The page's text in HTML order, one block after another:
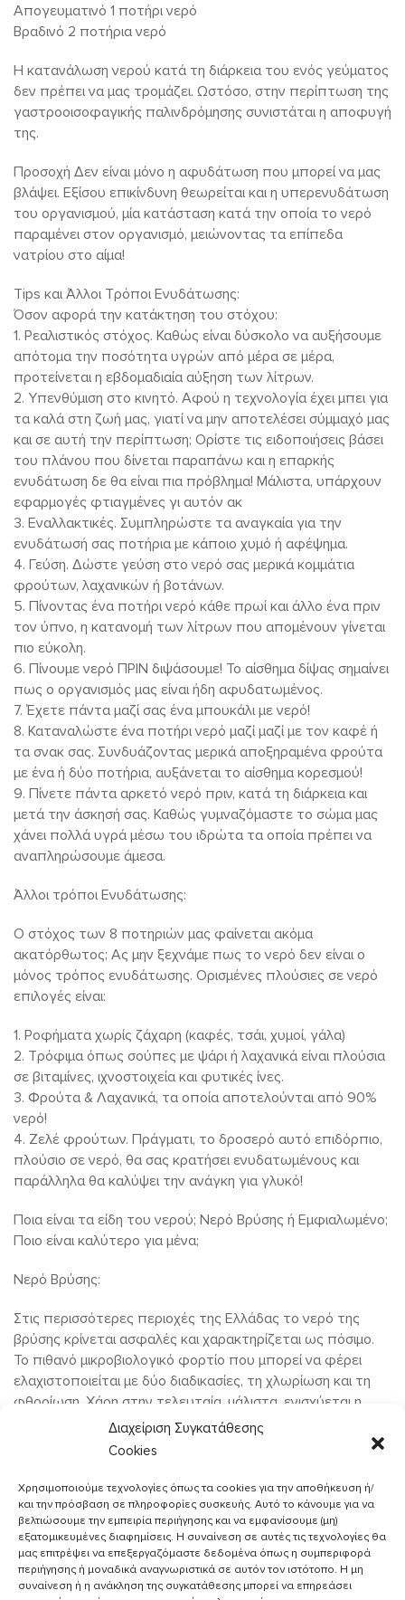
Διαχείριση Συγκατάθεσης
Cookies
Χρησιμοποιούμε τεχνολογίες όπως τα cookies για την αποθήκευση ή/
και την πρόσβαση σε πληροφορίες συσκευής. Αυτό το κάνουμε για να
βελτιώσουμε την εμπειρία περιήγησης και να εμφανίσουμε (μη)
εξατομικευμένες διαφημίσεις. Η συναίνεση σε αυτές τις τεχνολογίες θα
μας επιτρέψει να επεξεργαζόμαστε δεδομένα όπως η συμπεριφορά
περιήγησης ή μοναδικά αναγνωριστικά σε αυτόν τον ιστότοπο. Η μη
συναίνεση ή η ανάκληση της συγκατάθεσης μπορεί να επηρεάσει
Απογευματινό 1 ποτήρι νερό
Βραδινό 2 ποτήρια νερό
Η κατανάλωση νερού κατά τη διάρκεια του ενός γεύματος
δεν πρέπει να μας τρομάζει. Ωστόσο, στην περίπτωση της
γαστροοισοφαγικής παλινδρόμησης συνιστάται η αποφυγή
της.
Προσοχή Δεν είναι μόνο η αφυδάτωση που μπορεί να μας
βλάψει. Εξίσου επικίνδυνη θεωρείται και η υπερενυδάτωση
του οργανισμού, μία κατάσταση κατά την οποία το νερό
παραμένει στον οργανισμό, μειώνοντας τα επίπεδα
νατρίου στο αίμα!
Tips και Άλλοι Τρόποι Ενυδάτωσης:
Όσον αφορά την κατάκτηση του στόχου:
1. Ρεαλιστικός στόχος. Καθώς είναι δύσκολο να αυξήσουμε
απότομα την ποσότητα υγρών από μέρα σε μέρα,
προτείνεται η εβδομαδιαία αύξηση των λίτρων.
2. Υπενθύμιση στο κινητό. Αφού η τεχνολογία έχει μπει για
τα καλά στη ζωή μας, γιατί να μην αποτελέσει σύμμαχό μας
και σε αυτή την περίπτωση; Ορίστε τις ειδοποιήσεις βάσει
του πλάνου που δίνεται παραπάνω και η επαρκής
ενυδάτωση δε θα είναι πια πρόβλημα! Μάλιστα, υπάρχουν
εφαρμογές φτιαγμένες γι αυτόν ακ
3. Εναλλακτικές. Συμπληρώστε τα αναγκαία για την
ενυδάτωσή σας ποτήρια με κάποιο χυμό ή αφέψημα.
4. Γεύση. Δώστε γεύση στο νερό σας μερικά κομμάτια
φρούτων, λαχανικών ή βοτάνων.
5. Πίνοντας ένα ποτήρι νερό κάθε πρωί και άλλο ένα πριν
τον ύπνο, η κατανομή των λίτρων που απομένουν γίνεται
πιο εύκολη.
6. Πίνουμε νερό ΠΡΙΝ διψάσουμε! Το αίσθημα δίψας σημαίνει
πως ο οργανισμός μας είναι ήδη αφυδατωμένος.
7. Έχετε πάντα μαζί σας ένα μπουκάλι με νερό!
8. Καταναλώστε ένα ποτήρι νερό μαζί μαζί με τον καφέ ή
τα σνακ σας. Συνδυάζοντας μερικά αποξηραμένα φρούτα
με ένα ή δύο ποτήρια, αυξάνεται το αίσθημα κορεσμού!
9. Πίνετε πάντα αρκετό νερό πριν, κατά τη διάρκεια και
μετά την άσκησή σας. Καθώς γυμναζόμαστε το σώμα μας
χάνει πολλά υγρά μέσω του ιδρώτα τα οποία πρέπει να
αναπληρώσουμε άμεσα.
Άλλοι τρόποι Ενυδάτωσης:
Ο στόχος των 8 ποτηριών μας φαίνεται ακόμα
ακατόρθωτος; Ας μην ξεχνάμε πως το νερό δεν είναι ο
μόνος τρόπος ενυδάτωσης. Ορισμένες πλούσιες σε νερό
επιλογές είναι:
1. Ροφήματα χωρίς ζάχαρη (καφές, τσάι, χυμοί, γάλα)
2. Τρόφιμα όπως σούπες με ψάρι ή λαχανικά είναι πλούσια
σε βιταμίνες, ιχνοστοιχεία και φυτικές ίνες.
3. Φρούτα & Λαχανικά, τα οποία αποτελούνται από 90%
νερό!
4. Ζελέ φρούτων. Πράγματι, το δροσερό αυτό επιδόρπιο,
πλούσιο σε νερό, θα σας κρατήσει ενυδατωμένους και
παράλληλα θα καλύψει την ανάγκη για γλυκό!
Ποια είναι τα είδη του νερού; Νερό Βρύσης ή Εμφιαλωμένο;
Ποιο είναι καλύτερο για μένα;
Νερό Βρύσης:
Στις περισσότερες περιοχές της Ελλάδας το νερό της
βρύσης κρίνεται ασφαλές και χαρακτηρίζεται ως πόσιμο.
Το πιθανό μικροβιολογικό φορτίο που μπορεί να φέρει
ελαχιστοποιείται με δύο διαδικασίες, τη χλωρίωση και τη
φθορίωση. Χάρη στην τελευταία, μάλιστα, ενισχύεται η
υγεία των δοντιών αλλά και των οστών μας!
1. Επιτραπέζιο Νερό
Προέρχεται από λίμνες, ποτάμια, γεωτρήσεις,
αφαλατωμένο νερό θάλασσας και θεωρείται πόσιμο,
εφόσον απολυμανθεί.